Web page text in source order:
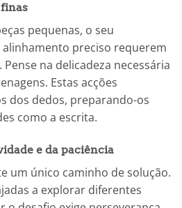
pequenas, o seu
preciso requerem
na delicadeza necessária
Estas acções
dos dedos, preparando-os
como a escrita.
e da paciência
um único caminho de solução.
a explorar diferentes